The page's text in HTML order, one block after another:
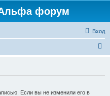
форум
Вход
Если вы не изменили его в